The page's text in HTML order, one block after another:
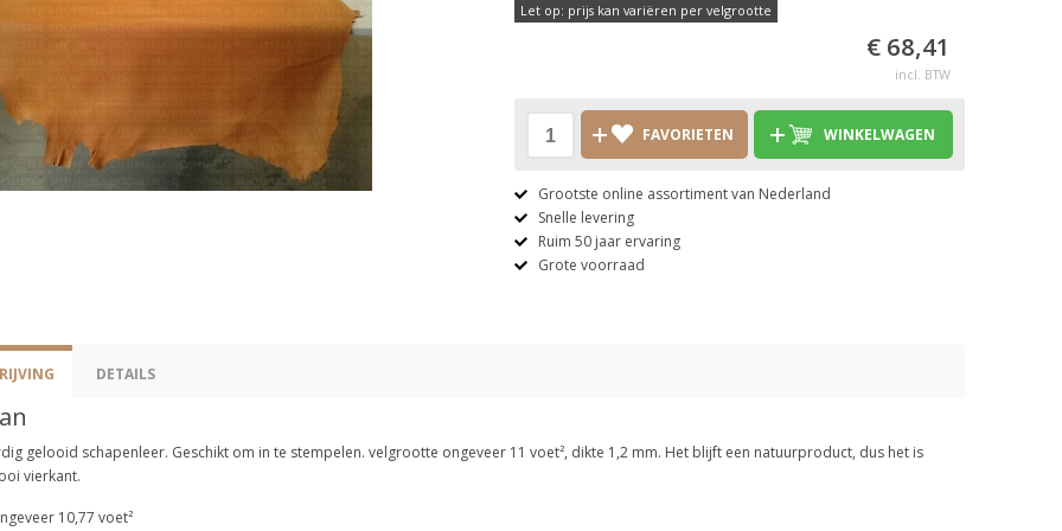
Let op: prijs kan variëren per velgrootte
€ 68,41
incl. BTW
FAVORIETEN WINKELWAGEN
Grootste online assortiment van Nederland
Snelle levering
Ruim 50 jaar ervaring
Grote voorraad
DETAILS
gelooid schapenleer. Geschikt om in te stempelen. velgrootte ongeveer 11 voet², dikte 1,2 mm. Het blijft een natuurproduct, dus het is
vierkant.
10,77 voet²